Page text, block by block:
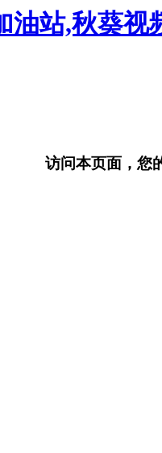
油站,秋葵
访问本页面，您